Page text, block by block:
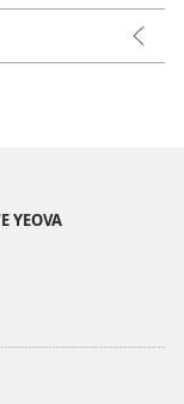
YEOVA